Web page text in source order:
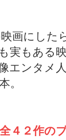
画にした
実もある
エンタメ
。
４２作の